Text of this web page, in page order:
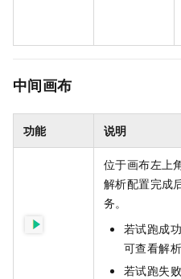
中间画布
功能 说明
位于画布左上角
解析配置完成
务。
若试跑成
可查看解
若试跑失